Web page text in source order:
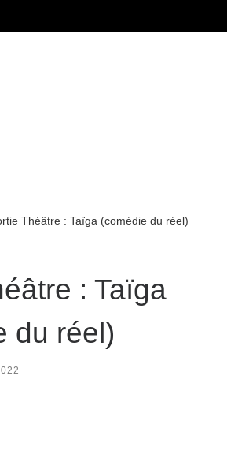
Théâtre : Taïga (comédie du réel)
: Taïga
du réel)